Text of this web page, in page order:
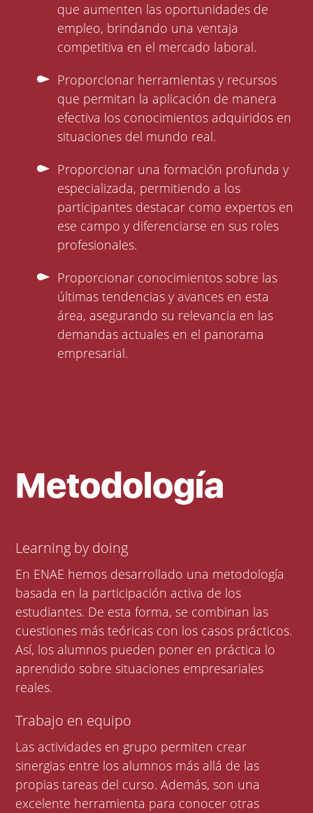
que aumenten las oportunidades de
empleo, brindando una ventaja
competitiva en el mercado laboral.
Proporcionar herramientas y recursos
que permitan la aplicación de manera
efectiva los conocimientos adquiridos en
situaciones del mundo real.
Proporcionar una formación profunda y
especializada, permitiendo a los
participantes destacar como expertos en
ese campo y diferenciarse en sus roles
profesionales.
Proporcionar conocimientos sobre las
últimas tendencias y avances en esta
área, asegurando su relevancia en las
demandas actuales en el panorama
empresarial.
Metodología
Learning by doing
En ENAE hemos desarrollado una metodología
basada en la participación activa de los
estudiantes. De esta forma, se combinan las
cuestiones más teóricas con los casos prácticos.
Así, los alumnos pueden poner en práctica lo
aprendido sobre situaciones empresariales
reales.
Trabajo en equipo
Las actividades en grupo permiten crear
sinergias entre los alumnos más allá de las
propias tareas del curso. Además, son una
excelente herramienta para conocer otras